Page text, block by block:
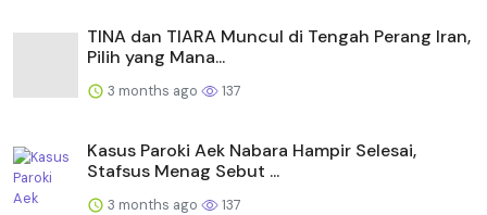
TINA dan TIARA Muncul di Tengah Perang Iran,
Pilih yang Mana...
3 months ago 137
Kasus Paroki Aek Nabara Hampir Selesai,
Stafsus Menag Sebut ...
3 months ago 137